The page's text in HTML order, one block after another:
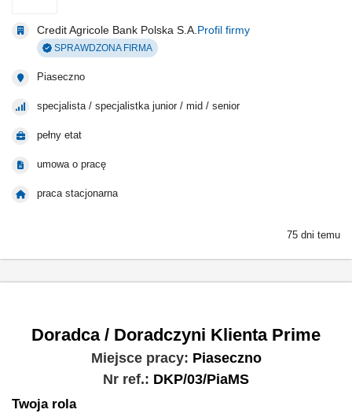
Credit Agricole Bank Polska S.A. Profil firmy
SPRAWDZONA FIRMA
Piaseczno
specjalista / specjalistka junior / mid / senior
pełny etat
umowa o pracę
praca stacjonarna
75 dni temu
Doradca / Doradczyni Klienta Prime
Miejsce pracy: Piaseczno
Nr ref.: DKP/03/PiaMS
Twoja rola